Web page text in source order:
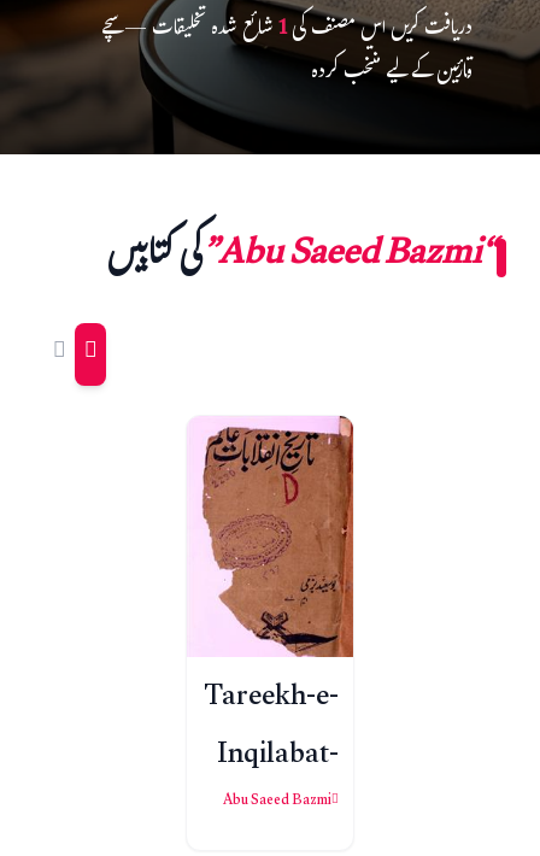
دریافت کریں اس مصنف کی1شائع شدہ تخلیقات — سچے
قارئین کے لیے منتخب کردہ
“Abu Saeed Bazmi” کی کتابیں
Tareekh-e-
Inqilabat-
e-Alam
Abu Saeed Bazmi